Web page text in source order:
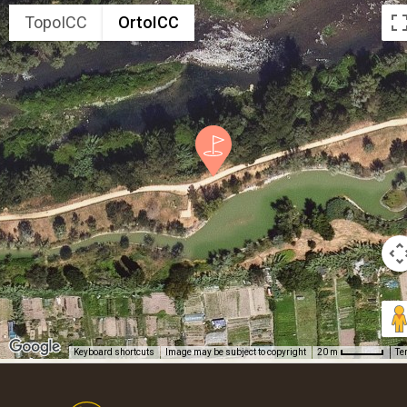
TopoICC OrtoICC
Keyboard shortcuts Image may be subject to copyright 20 m